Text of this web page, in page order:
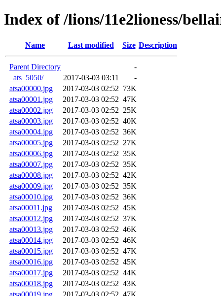
Index of /lions/11e2lioness/
Name Last modified Size Description
Parent Directory
-
_ats_5050/
2017-03-03 03:11
-
atsa00000.jpg
2017-03-03 02:52 73K
atsa00001.jpg
2017-03-03 02:52 47K
atsa00002.jpg
2017-03-03 02:52 25K
atsa00003.jpg
2017-03-03 02:52 40K
atsa00004.jpg
2017-03-03 02:52 36K
atsa00005.jpg
2017-03-03 02:52 27K
atsa00006.jpg
2017-03-03 02:52 35K
atsa00007.jpg
2017-03-03 02:52 35K
atsa00008.jpg
2017-03-03 02:52 42K
atsa00009.jpg
2017-03-03 02:52 35K
atsa00010.jpg
2017-03-03 02:52 36K
atsa00011.jpg
2017-03-03 02:52 45K
atsa00012.jpg
2017-03-03 02:52 37K
atsa00013.jpg
2017-03-03 02:52 46K
atsa00014.jpg
2017-03-03 02:52 46K
atsa00015.jpg
2017-03-03 02:52 47K
atsa00016.jpg
2017-03-03 02:52 45K
atsa00017.jpg
2017-03-03 02:52 44K
atsa00018.jpg
2017-03-03 02:52 43K
atsa00019.jpg
2017-03-03 02:52 47K